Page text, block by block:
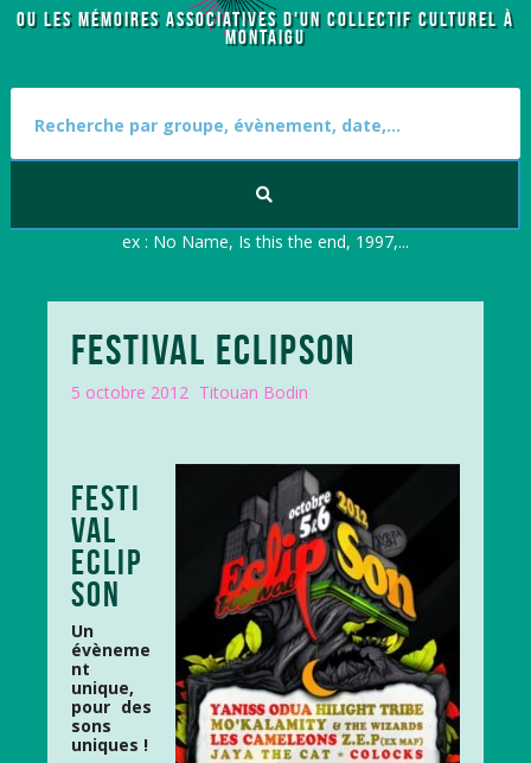
OU LES MÉMOIRES ASSOCIATIVES D'UN COLLECTIF CULTUREL À
MONTAIGU
ex : No Name, Is this the end, 1997,...
FESTIVAL ECLIPSON
5 octobre 2012 Titouan Bodin
FESTI
VAL
ECLIP
SON
Un
évèneme
nt
unique,
pour des
sons
uniques !